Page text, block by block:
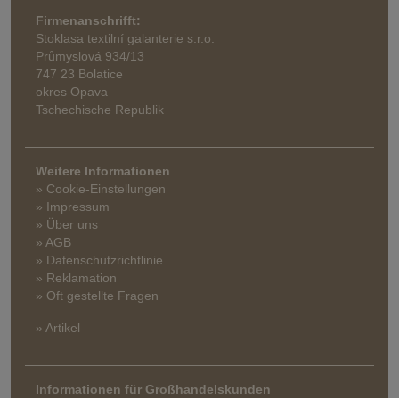
Firmenanschrifft:
Stoklasa textilní galanterie s.r.o.
Průmyslová 934/13
747 23 Bolatice
okres Opava
Tschechische Republik
Weitere Informationen
» Cookie-Einstellungen
» Impressum
» Über uns
» AGB
» Datenschutzrichtlinie
» Reklamation
» Oft gestellte Fragen
» Artikel
Informationen für Großhandelskunden